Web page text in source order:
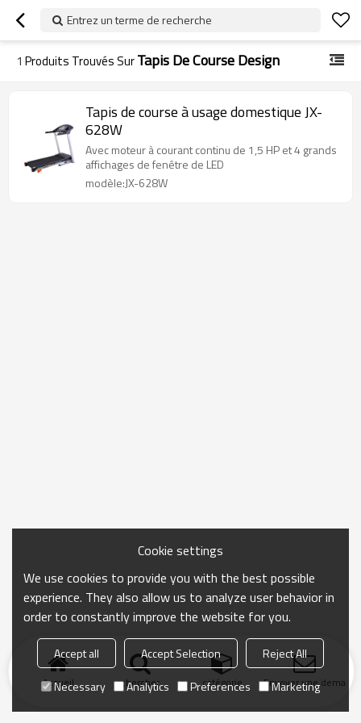
Entrez un terme de recherche
1 Produits Trouvés SurTapis De Course Design
Tapis de course à usage domestique JX-
628W
Avec moteur à courant continu de 1,5 HP et 4 grands
affichages de fenêtre de LED
modèle:JX-628W
Accueil chercher catégorie Envoyer une
Cookie settings
We use cookies to provide you with the best possible
experience. They also allow us to analyze user behavior in
order to constantly improve the website for you.
Accept all Accept Selection
Reject All
Necessary
Analytics Preferences Marketing